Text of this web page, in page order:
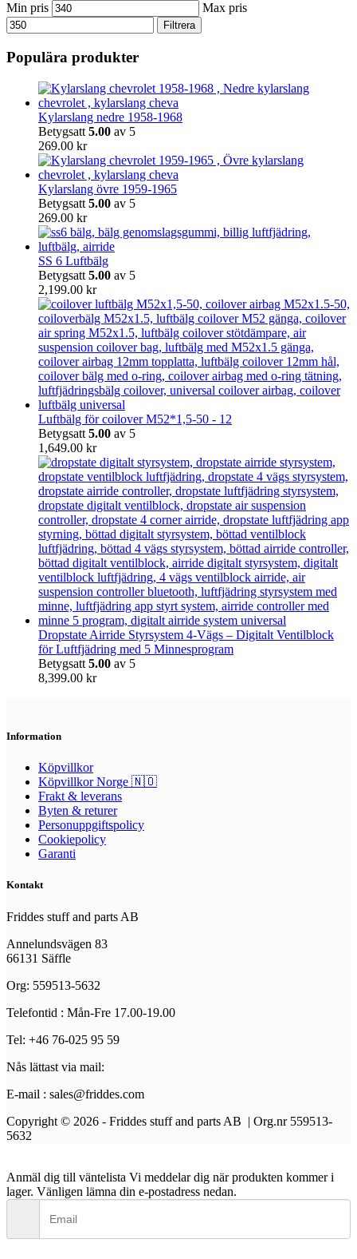
Min pris Max pris
Filtrera
Populära produkter
Kylarslang nedre 1958-1968
Betygsatt 5.00 av 5
269.00 kr
Kylarslang övre 1959-1965
Betygsatt 5.00 av 5
269.00 kr
SS 6 Luftbälg
Betygsatt 5.00 av 5
2,199.00 kr
Luftbälg för coilover M52*1,5-50 - 12
Betygsatt 5.00 av 5
1,649.00 kr
Dropstate Airride Styrsystem 4-Vägs – Digitalt Ventilblock
för Luftfjädring med 5 Minnesprogram
Betygsatt 5.00 av 5
8,399.00 kr
Information
Köpvillkor
Köpvillkor Norge 🇳🇴
Frakt & leverans
Byten & returer
Personuppgiftspolicy
Cookiepolicy
Garanti
Kontakt
Friddes stuff and parts AB
Annelundsvägen 83
66131 Säffle
Org: 559513-5632
Telefontid : Mån-Fre 17.00-19.00
Tel: +46 76-025 95 59
Nås lättast via mail:
E-mail : sales@friddes.com
Copyright © 2026 - Friddes stuff and parts AB | Org.nr 559513-
5632
Anmäl dig till väntelista Vi meddelar dig när produkten kommer i
lager. Vänligen lämna din e-postadress nedan.